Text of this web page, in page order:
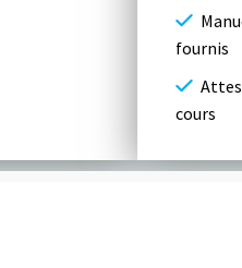
fournis
cours